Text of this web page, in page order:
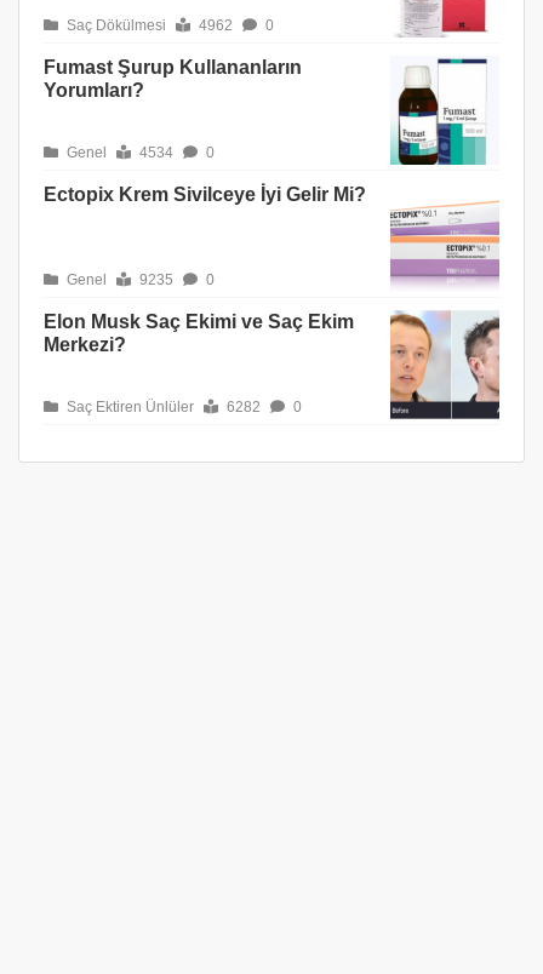
Saç Dökülmesi 4962 0
Fumast Şurup Kullananların
Yorumları?
Genel 4534 0
Ectopix Krem Sivilceye İyi Gelir Mi?
Genel 9235 0
Elon Musk Saç Ekimi ve Saç Ekim
Merkezi?
Saç Ektiren Ünlüler 6282 0